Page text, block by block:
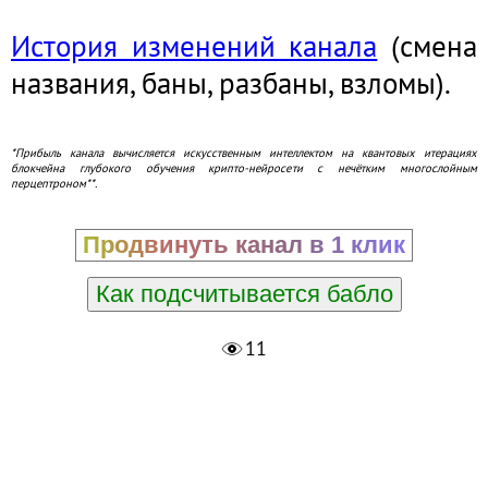
История изменений канала (смена
названия, баны, разбаны, взломы).
*Прибыль канала вычисляется искусственным интеллектом на квантовых итерациях
блокчейна глубокого обучения крипто-нейросети с нечётким многослойным
перцептроном**.
Продвинуть канал в 1 клик
Как подсчитывается бабло
11